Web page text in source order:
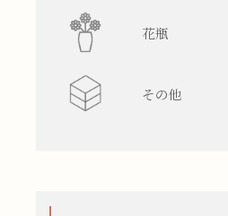
花瓶
その他